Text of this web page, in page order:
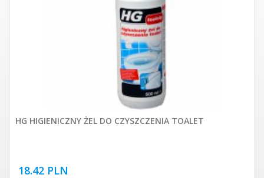
HG HIGIENICZNY ŻEL DO CZYSZCZENIA TOALET
18.42 PLN